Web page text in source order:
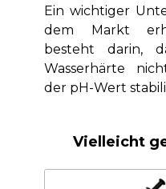
Ein wichtiger
dem Markt
besteht darin,
Wasserhärte
der pH-Wert
Vielleicht